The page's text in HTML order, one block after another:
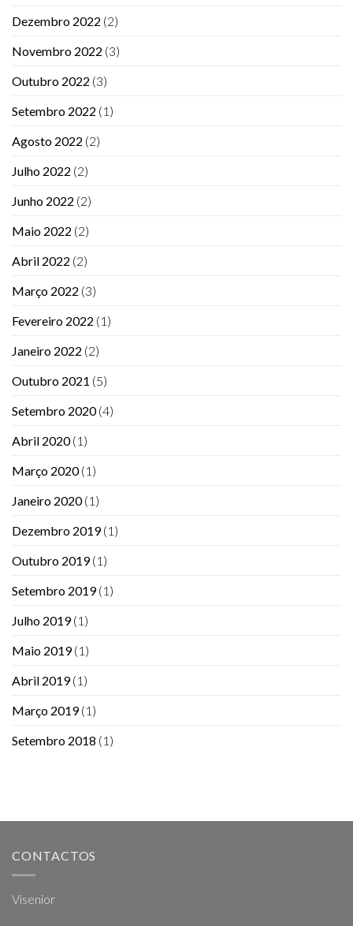
Dezembro 2022 (2)
Novembro 2022 (3)
Outubro 2022 (3)
Setembro 2022 (1)
Agosto 2022 (2)
Julho 2022 (2)
Junho 2022 (2)
Maio 2022 (2)
Abril 2022 (2)
Março 2022 (3)
Fevereiro 2022 (1)
Janeiro 2022 (2)
Outubro 2021 (5)
Setembro 2020(4)
Abril 2020(1)
Março 2020(1)
Janeiro 2020(1)
Dezembro 2019(1)
Outubro 2019(1)
Setembro 2019(1)
Julho 2019(1)
Maio 2019(1)
Abril 2019(1)
Março 2019(1)
Setembro 2018 (1)
CONTACTOS
Visenior